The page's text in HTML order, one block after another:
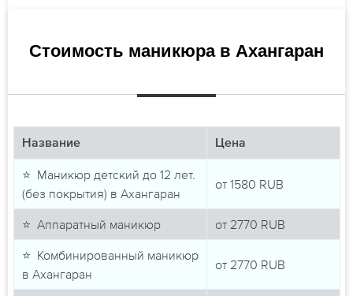
Стоимость маникюра в Ахангаран
Название Цена
⭐ Маникюр детский до 12 лет.
(без покрытия) в Ахангаран
от 1580 RUB
⭐ Аппаратный маникюр от 2770 RUB
⭐ Комбинированный маникюр
в Ахангаран
от 2770 RUB